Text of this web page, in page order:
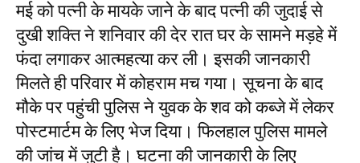
मई को पत्नी के मायके जाने के बाद पत्नी की जुदाई से
दुखी शक्ति ने शनिवार की देर रात घर के सामने मड़हे में
फंदा लगाकर आत्महत्या कर ली। इसकी जानकारी
मिलते ही परिवार में कोहराम मच गया। सूचना के बाद
मौके पर पहुंची पुलिस ने युवक के शव को कब्जे में लेकर
पोस्टमार्टम के लिए भेज दिया। फिलहाल पुलिस मामले
की जांच में जुटी है। घटना की जानकारी के लिए